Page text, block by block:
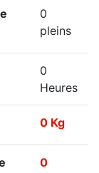
0
pleins
0
Heures
0 Kg
0